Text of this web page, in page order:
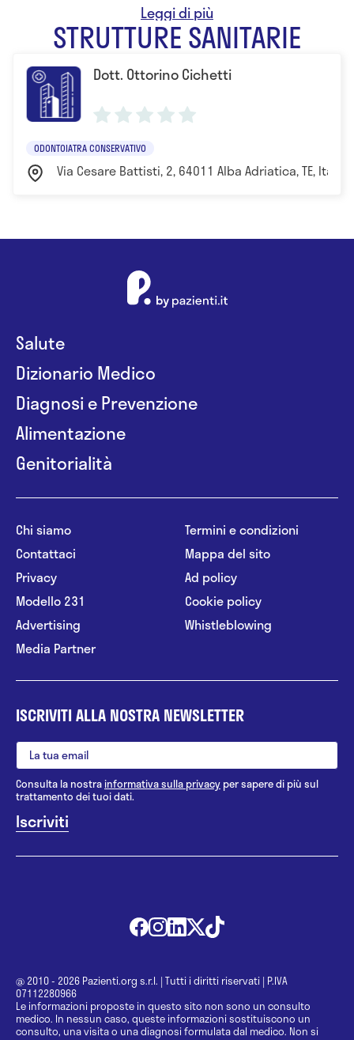
STRUTTURE SANITARIE
Dott. Ottorino Cichetti
ODONTOIATRA CONSERVATIVO
Via Cesare Battisti, 2, 64011 Alba Adriatica, TE, Italia
Salute
Dizionario Medico
Diagnosi e Prevenzione
Alimentazione
Genitorialità
Chi siamo
Contattaci
Privacy
Modello 231
Advertising
Media Partner
Termini e condizioni
Mappa del sito
Ad policy
Cookie policy
Whistleblowing
ISCRIVITI ALLA NOSTRA NEWSLETTER
Consulta la nostrainformativa sulla privacy per sapere di più sul
trattamento dei tuoi dati.
@ 2010 - 2026 Pazienti.org s.r.l. | Tutti i diritti riservati | P.IVA
07112280966
Le informazioni proposte in questo sito non sono un consulto
medico. In nessun caso, queste informazioni sostituiscono un
consulto, una visita o una diagnosi formulata dal medico. Non si